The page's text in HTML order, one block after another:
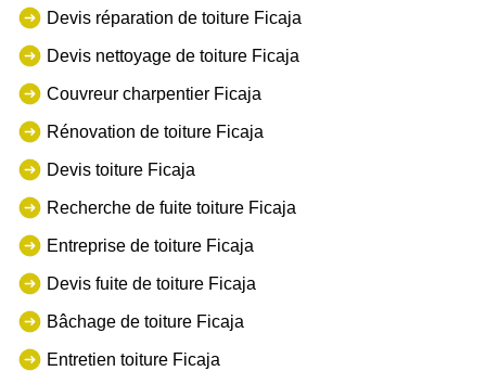
Devis réparation de toiture Ficaja
Devis nettoyage de toiture Ficaja
Couvreur charpentier Ficaja
Rénovation de toiture Ficaja
Devis toiture Ficaja
Recherche de fuite toiture Ficaja
Entreprise de toiture Ficaja
Devis fuite de toiture Ficaja
Bâchage de toiture Ficaja
Entretien toiture Ficaja